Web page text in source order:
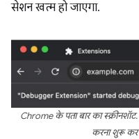
सेशन खत्म हो जाएगा.
Chrome के पता बार का
करना शुरू कर